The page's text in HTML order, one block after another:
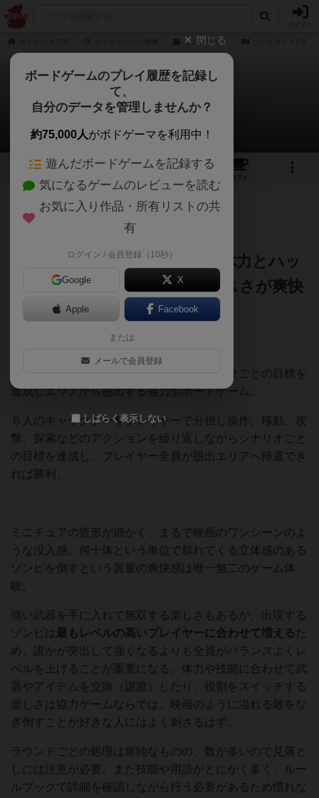
ゾンビサイド
ゾンビサイド2.0
しうまいさんのレビュー
2 6
カフェ
483名 5名 0 10ヶ月前
考えるな、感じろ。ガラスの体力とハッ
ク＆スラッシュのアンバランスさが爽快
群れるゾンビを倒し、回避しながらシナリオごとの目標を
達成しエリアから脱出する協力型ボードゲーム。
６人のキャラクターをプレイヤーで分担し操作。移動、攻
撃、探索などのアクションを繰り返しながらシナリオごと
の目標を達成し、プレイヤー全員が脱出エリアへ帰還でき
れば勝利。
ミニチュアの造形が細かく、まるで映画のワンシーンのよ
うな没入感。何十体という単位で群れてくる立体感のある
ゾンビを倒すという質量の爽快感は唯一無二のゲーム体
験。
強い武器を手に入れて無双する楽しさもあるが、出現する
ゾンビは
最もレベルの高いプレイヤー に合わせて増える た
め、誰かが突出して強くなるよりも全員がバランスよくレ
ベルを上げることが重要になる。体力や技能に合わせて武
器やアイテムを交換（譲渡）したり、役割をスイッチする
楽しさは協力ゲームならでは。映画のように溢れる敵をな
ぎ倒すことが好きな人にはよく刺さるはず。
ラウンドごとの処理は単純なものの、数が多いので見落と
しには注意が必要。また技能や用語がとにかく多く、ルー
ルブックで詳細を確認しながら行う必要があるため慣れな
閉じる
ボードゲームのプレイ履歴を記録し
て、
自分のデータを管理しませんか？
約75,000人がボドゲーマを利用中！
遊んだボードゲームを記録する
気になるゲームのレビューを読む
お気に入り作品・所有リストの共
有
ログイン / 会員登録（10秒）
Google X
Apple Facebook
または
メールで会員登録
しばらく表示しない